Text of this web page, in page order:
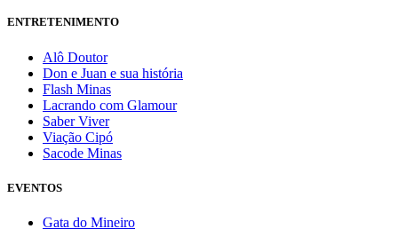
ENTRETENIMENTO
Alô Doutor
Don e Juan e sua história
Flash Minas
Lacrando com Glamour
Saber Viver
Viação Cipó
Sacode Minas
EVENTOS
Gata do Mineiro